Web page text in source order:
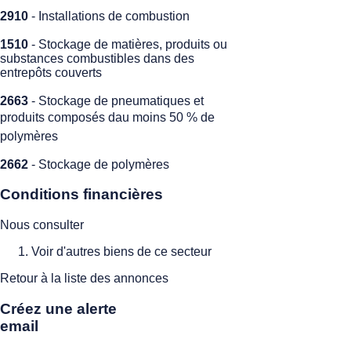
2910 - Installations de combustion
1510 - Stockage de matières, produits ou
substances combustibles dans des
entrepôts couverts
2663 - Stockage de pneumatiques et
produits composés dau moins 50 % de
polymères
2662 - Stockage de polymères
Conditions financières
Nous consulter
Voir d'autres biens de ce secteur
Retour à la liste des annonces
Créez une alerte
email